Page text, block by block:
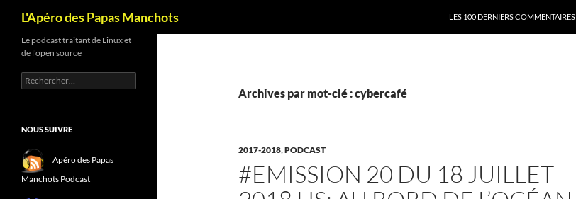
L'Apéro des Papas Manchots
LES 100 DERNIERS COMMENTAIRES
Archives par mot-clé : cybercafé
2017-2018,PODCAST
#EMISSION 20 DU 18 JUILLET
Le podcast traitant de Linux et
de l'open source
Rechercher :
NOUS SUIVRE
Apéro des Papas
Manchots Podcast